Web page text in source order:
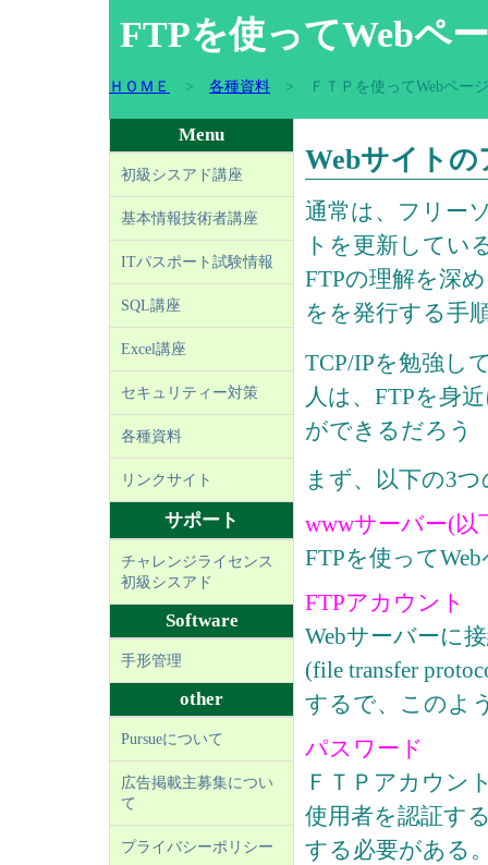
FTPを使ってWebペ
ＨＯＭＥ > 各種資料 > ＦＴＰを使ってWebペー
Menu
初級シスアド講座
基本情報技術者講座
ITパスポート試験情報
SQL講座
Excel講座
セキュリティー対策
各種資料
リンクサイト
サポート
チャレンジライセンス
初級シスアド
Software
手形管理
other
Pursueについて
広告掲載主募集につい
て
プライバシーポリシー
Webサイト
通常は、フリー
トを更新してい
FTPの理解を深
をを発行する手
TCP/IPを勉強し
人は、FTPを身
ができるだろう
まず、以下の3
wwwサーバー(以
FTPを使って
FTPアカウント
Webサーバーに
(file transfer
するで、このよ
パスワード
ＦＴＰアカウン
使用者を認証す
する必要がある